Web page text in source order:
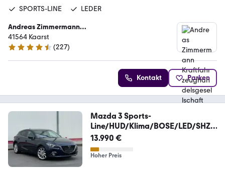
SPORTS-LINE
LEDER
Andreas Zimmermann
Kraftfahrzeughandelsgesellschaft mbH
41564 Kaarst
4.4 Sterne
(227)
Kontakt Parken
Mazda 3 Sports-
Line/HUD/Klima/BOSE/LED/SHZ/
Abs.Temp.°
13.990 €
Hoher Preis